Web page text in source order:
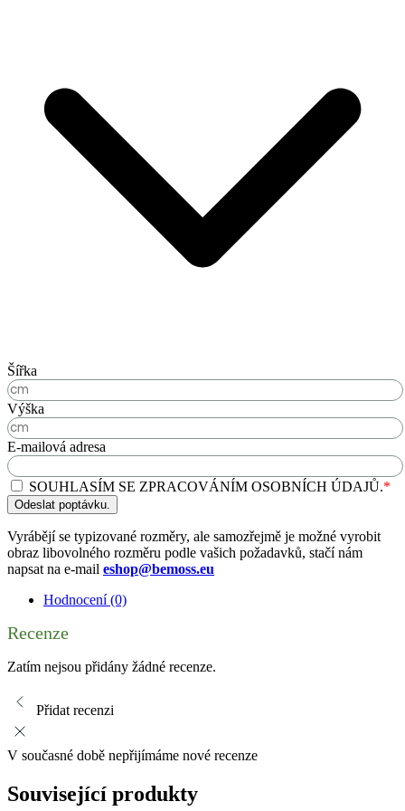
Šířka
Výška
E-mailová adresa
SOUHLASÍM SE ZPRACOVÁNÍM OSOBNÍCH ÚDAJŮ.*
Odeslat poptávku.
Vyrábějí se typizované rozměry, ale samozřejmě je možné vyrobit
obraz libovolného rozměru podle vašich požadavků, stačí nám
napsat na e-mail eshop@bemoss.eu
Hodnocení (0)
Recenze
Zatím nejsou přidány žádné recenze.
Přidat recenzi
V současné době nepřijímáme nové recenze
Související produkty